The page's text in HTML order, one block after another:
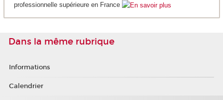
professionnelle supérieure en France
Dans la même rubrique
Informations
Calendrier